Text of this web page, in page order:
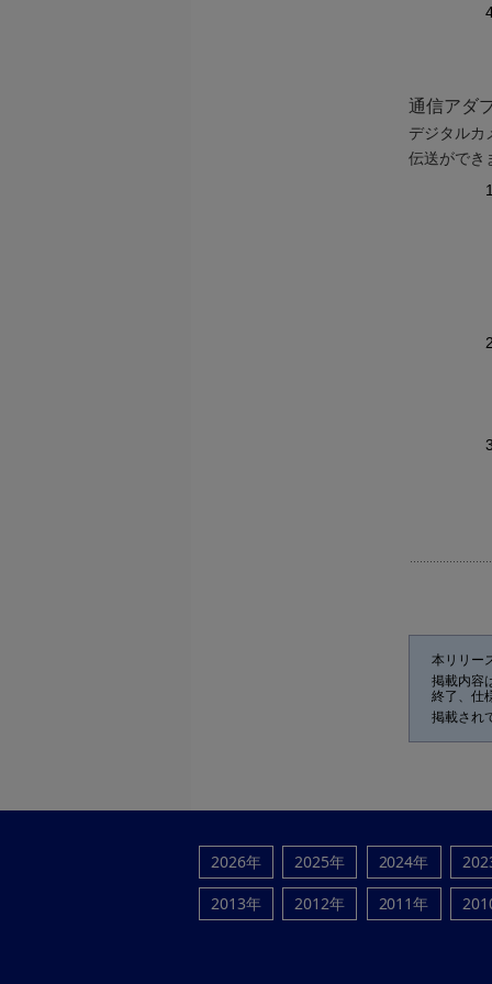
通信アダ
デジタルカ
伝送ができ
本リリー
掲載内容
終了、仕
掲載され
2026年 2025年 2024年
2013年
2012年 2011年